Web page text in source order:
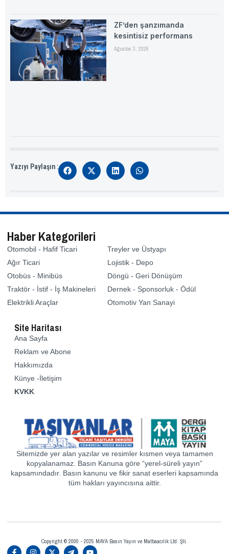
ZF’den şanzımanda
kesintisiz performans
Ağustos 3, 2026
Yazıyı Paylaşın :
Haber Kategorileri
Otomobil - Hafif Ticari
Ağır Ticari
Otobüs - Minibüs
Traktör - İstif - İş Makineleri
Elektrikli Araçlar
Treyler ve Üstyapı
Lojistik - Depo
Döngü - Geri Dönüşüm
Dernek - Sponsorluk - Ödül
Otomotiv Yan Sanayi
Site Haritası
Ana Sayfa
Reklam ve Abone
Hakkımızda
Künye -İletişim
KVKK
Sitemizde yer alan yazılar ve resimler kısmen veya tamamen
kopyalanamaz. Basın Kanuna göre “yerel-süreli yayın”
kapsamındadır. Basın kanunu ve fikir sanat eserleri kapsamında
tüm hakları yayıncısına aittir.
Copyright © 2000 - 2025 MAYA Basın Yayın ve Matbaacılık Ltd. Şti.